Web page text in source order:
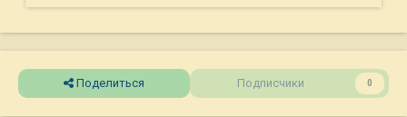
Поделиться Подписчики 0